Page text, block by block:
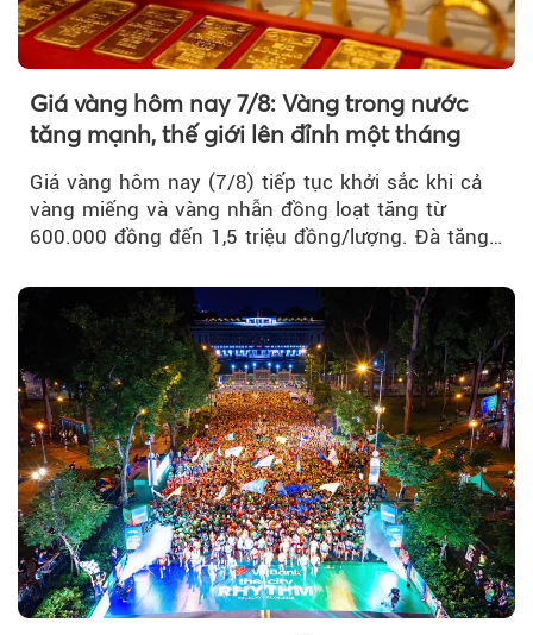
Giá vàng hôm nay 7/8: Vàng trong nước
tăng mạnh, thế giới lên đỉnh một tháng
Giá vàng hôm nay (7/8) tiếp tục khởi sắc khi cả
vàng miếng và vàng nhẫn đồng loạt tăng từ
600.000 đồng đến 1,5 triệu đồng/lượng. Đà tăng
vàng thế giới bứt phá lên mức cao nhất trong
một tháng.